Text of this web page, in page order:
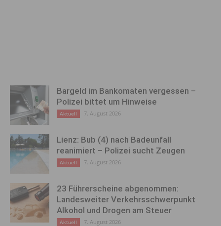
Bargeld im Bankomaten vergessen –
Polizei bittet um Hinweise
Aktuell 7. August 2026
Lienz: Bub (4) nach Badeunfall
reanimiert – Polizei sucht Zeugen
Aktuell 7. August 2026
23 Führerscheine abgenommen:
Landesweiter Verkehrsschwerpunkt
Alkohol und Drogen am Steuer
Aktuell 7. August 2026